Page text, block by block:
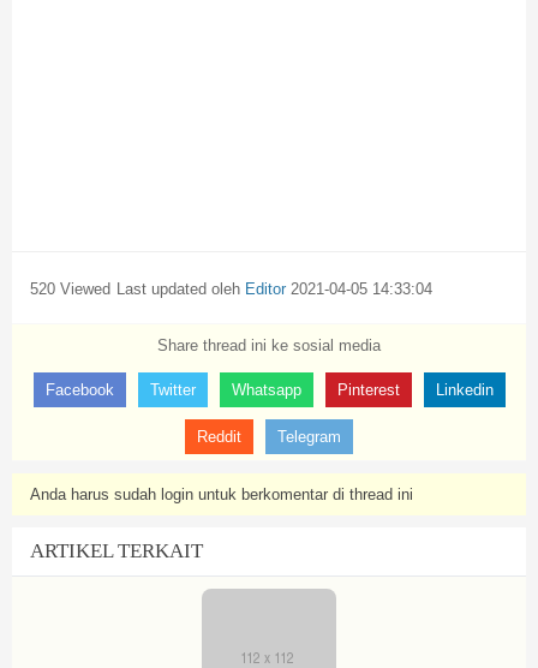
520 Viewed Last updated oleh Editor 2021-04-05 14:33:04
Share thread ini ke sosial media
Facebook Twitter Whatsapp Pinterest Linkedin
Reddit Telegram
Anda harus sudah login untuk berkomentar di thread ini
ARTIKEL TERKAIT